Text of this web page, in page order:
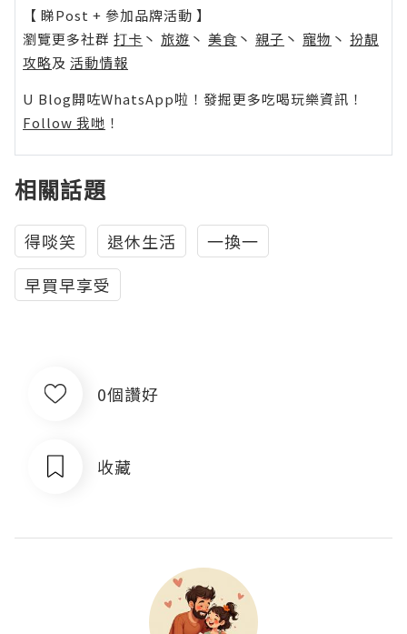
【 睇Post + 參加品牌活動 】
瀏覽更多社群 打卡 丶 旅遊 丶 美食 丶 親子 丶 寵物 丶 扮靚
攻略及 活動情報
U Blog開咗WhatsApp啦！發掘更多吃喝玩樂資訊！
Follow 我哋 ！
相關話題
得啖笑 退休生活
一換一
早買早享受
0個讚好
收藏